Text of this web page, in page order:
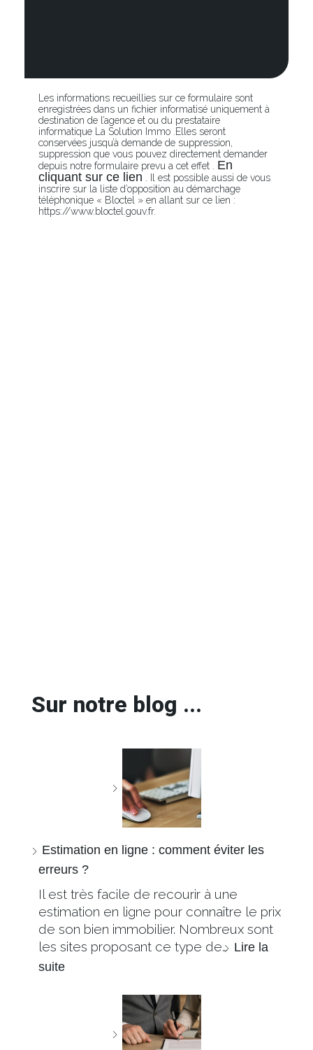
Les informations recueillies sur ce formulaire sont
enregistrées dans un fichier informatisé uniquement à
destination de l’agence et ou du prestataire
informatique La Solution Immo .Elles seront
conservées jusqu’à demande de suppression,
suppression que vous pouvez directement demander
depuis notre formulaire prevu a cet effet . En
cliquant sur ce lien . Il est possible aussi de vous
inscrire sur la liste d’opposition au démarchage
téléphonique « Bloctel » en allant sur ce lien :
https://www.bloctel.gouv.fr.
Sur notre blog ...
Estimation en ligne : comment éviter les
erreurs ?
Il est très facile de recourir à une
estimation en ligne pour connaître le prix
de son bien immobilier. Nombreux sont
les sites proposant ce type de… Lire la
suite